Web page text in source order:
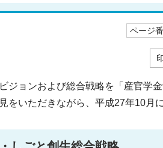
ページ
ジョンおよび総合戦略を「産官学
いただきながら、平成27年10月